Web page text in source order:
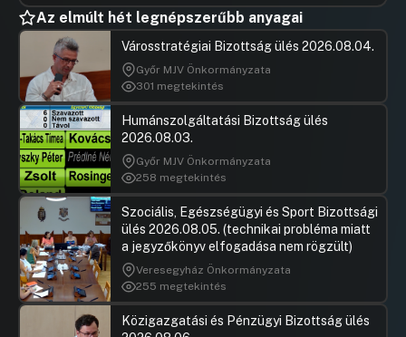
Az elmúlt hét legnépszerűbb anyagai
Városstratégiai Bizottság ülés 2026.08.04.
Győr MJV Önkormányzata
301 megtekintés
Humánszolgáltatási Bizottság ülés
2026.08.03.
Győr MJV Önkormányzata
258 megtekintés
Szociális, Egészségügyi és Sport Bizottsági
ülés 2026.08.05. (technikai probléma miatt
a jegyzőkönyv elfogadása nem rögzült)
Veresegyház Önkormányzata
255 megtekintés
Közigazgatási és Pénzügyi Bizottság ülés